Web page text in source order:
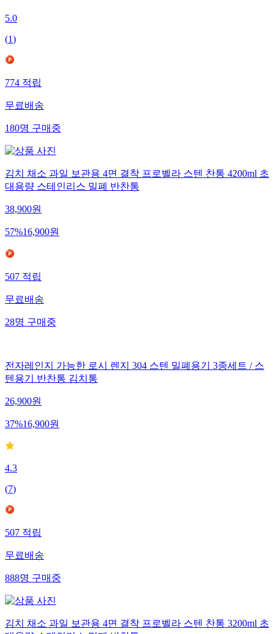
5.0
(1)
774적립
무료배송
180명구매중
김치 채소 과일 보관용 4면 결착 프로벨라 스텐 찬통 4200ml 초
대용량 스테인리스 밀폐 반찬통
38,900원
57%16,900원
507적립
무료배송
28명구매중
전자레인지 가능한 로시 렌지 304 스텐 밀폐용기 3종세트 / 스
텐용기 반찬통 김치통
26,900원
37%16,900원
4.3
(7)
507적립
무료배송
888명구매중
김치 채소 과일 보관용 4면 결착 프로벨라 스텐 찬통 3200ml 초